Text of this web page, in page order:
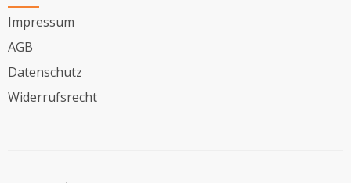
Impressum
AGB
Datenschutz
Widerrufsrecht